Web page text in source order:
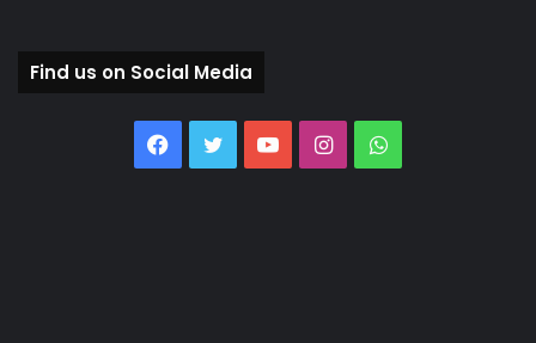
Find us on Social Media
Facebook
TwitterYouTubeInstagramWhatsApp